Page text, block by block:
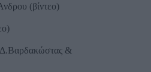
(βίντεο)
Δ.Βαρδακώστας &